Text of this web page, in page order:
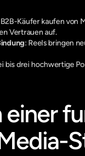
Käufer kaufen von
Vertrauen auf.
: Reels bringen
bis drei hochwertige
einer